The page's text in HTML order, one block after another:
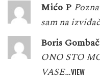
Mićo P
sam na
Boris Gombač
ONO STO
VASE…VIEW